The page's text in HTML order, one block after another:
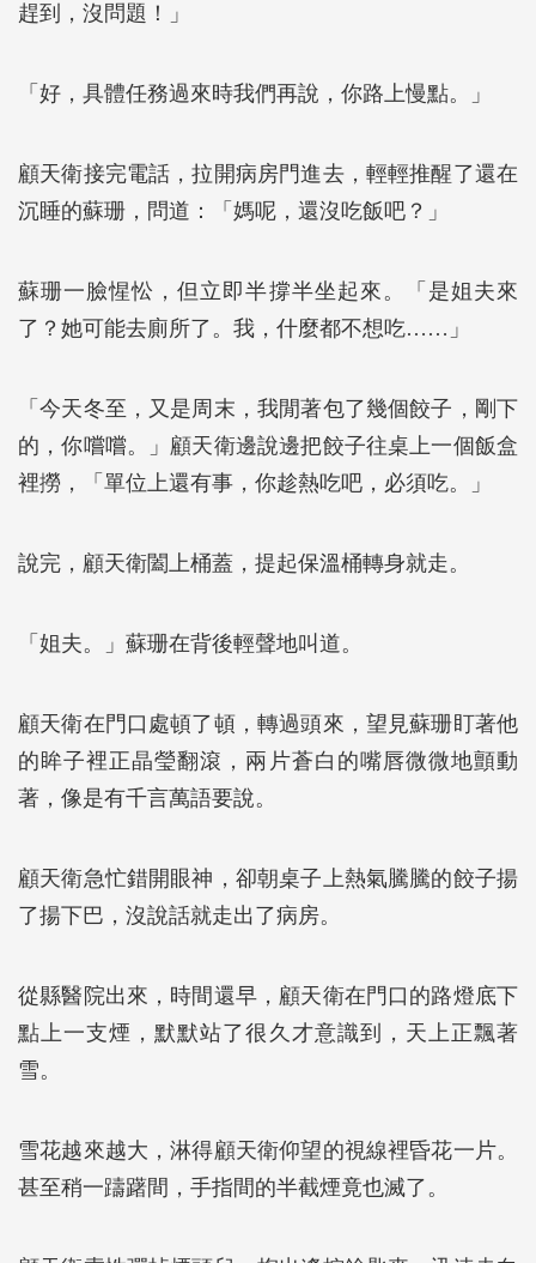
趕到，沒問題！」
「好，具體任務過來時我們再說，你路上慢點。」
顧天衛接完電話，拉開病房門進去，輕輕推醒了還在
沉睡的蘇珊，問道：「媽呢，還沒吃飯吧？」
蘇珊一臉惺忪，但立即半撐半坐起來。「是姐夫來
了？她可能去廁所了。我，什麼都不想吃……」
「今天冬至，又是周末，我閒著包了幾個餃子，剛下
的，你嚐嚐。」顧天衛邊說邊把餃子往桌上一個飯盒
裡撈，「單位上還有事，你趁熱吃吧，必須吃。」
說完，顧天衛闔上桶蓋，提起保溫桶轉身就走。
「姐夫。」蘇珊在背後輕聲地叫道。
顧天衛在門口處頓了頓，轉過頭來，望見蘇珊盯著他
的眸子裡正晶瑩翻滾，兩片蒼白的嘴唇微微地顫動
著，像是有千言萬語要說。
顧天衛急忙錯開眼神，卻朝桌子上熱氣騰騰的餃子揚
了揚下巴，沒說話就走出了病房。
從縣醫院出來，時間還早，顧天衛在門口的路燈底下
點上一支煙，默默站了很久才意識到，天上正飄著
雪。
雪花越來越大，淋得顧天衛仰望的視線裡昏花一片。
甚至稍一躊躇間，手指間的半截煙竟也滅了。